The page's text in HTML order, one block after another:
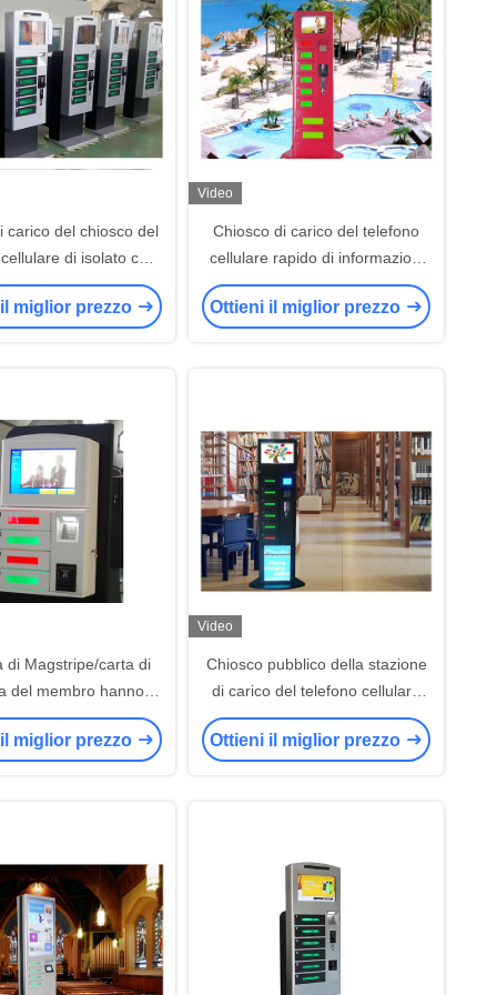
carico del chiosco del
di isolato con
della pubblicità della
Wifi di punto caldo
miglior prezzo
Video
Chiosco di carico del telefono
cellulare rapido di informazioni
di pubblicità per le località di
soggiorno/attrazione
Ottieni il miglior prezzo
di Magstripe/carta di
del membro hanno
la stazione di carico
cellulare con il
miglior prezzo
Video
Chiosco pubblico della stazione
di carico del telefono cellulare
con l'alta risoluzione 1280 del ×
1024
Ottieni il miglior prezzo